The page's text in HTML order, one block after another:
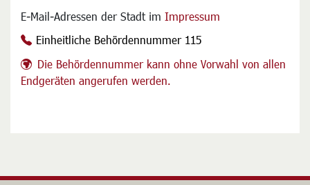
E-Mail-Adressen der Stadt im Impressum
Einheitliche Behördennummer 115
Die Behördennummer kann ohne Vorwahl von allen
Endgeräten angerufen werden.